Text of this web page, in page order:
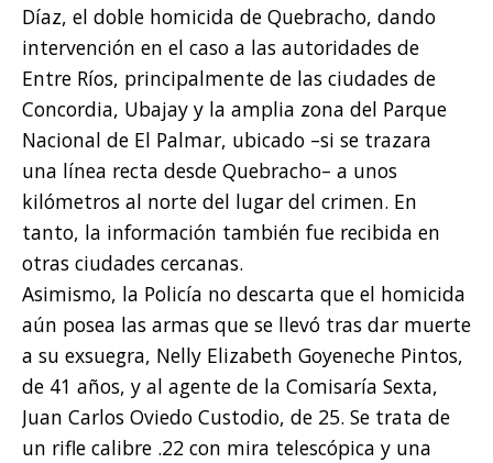
Díaz, el doble homicida de Quebracho, dando
intervención en el caso a las autoridades de
Entre Ríos, principalmente de las ciudades de
Concordia, Ubajay y la amplia zona del Parque
Nacional de El Palmar, ubicado –si se trazara
una línea recta desde Quebracho– a unos
kilómetros al norte del lugar del crimen. En
tanto, la información también fue recibida en
otras ciudades cercanas.
Asimismo, la Policía no descarta que el homicida
aún posea las armas que se llevó tras dar muerte
a su exsuegra, Nelly Elizabeth Goyeneche Pintos,
de 41 años, y al agente de la Comisaría Sexta,
Juan Carlos Oviedo Custodio, de 25. Se trata de
un rifle calibre .22 con mira telescópica y una